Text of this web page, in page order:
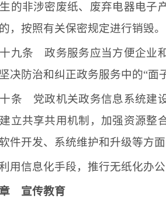
的非涉密废纸、废弃电器电子
，按照有关保密规定进行销毁。
九条 政务服务应当方便企业
决防治和纠正政务服务中的“面
条 党政机关政务信息系统建
立共享共用机制，加强资源整
件开发、系统维护和升级等方
用信息化手段，推行无纸化办
宣传教育